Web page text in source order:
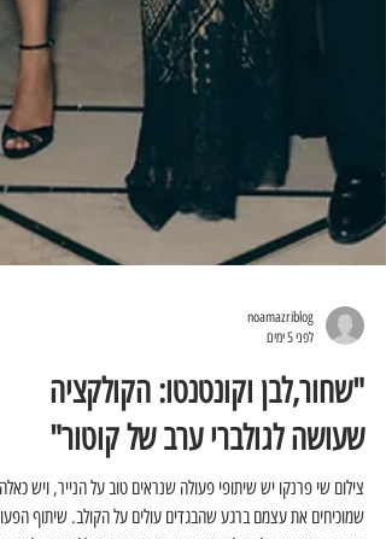
noamazriblog
"שחור,לבן וקונטנטו: הקולקציה
שעושה לגולברי ערב של קוטור"